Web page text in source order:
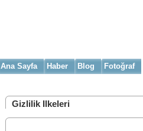
Ana Sayfa Haber Blog Fotoğraf
Gizlilik Ilkeleri